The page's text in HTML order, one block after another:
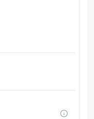
nedeniyle yol